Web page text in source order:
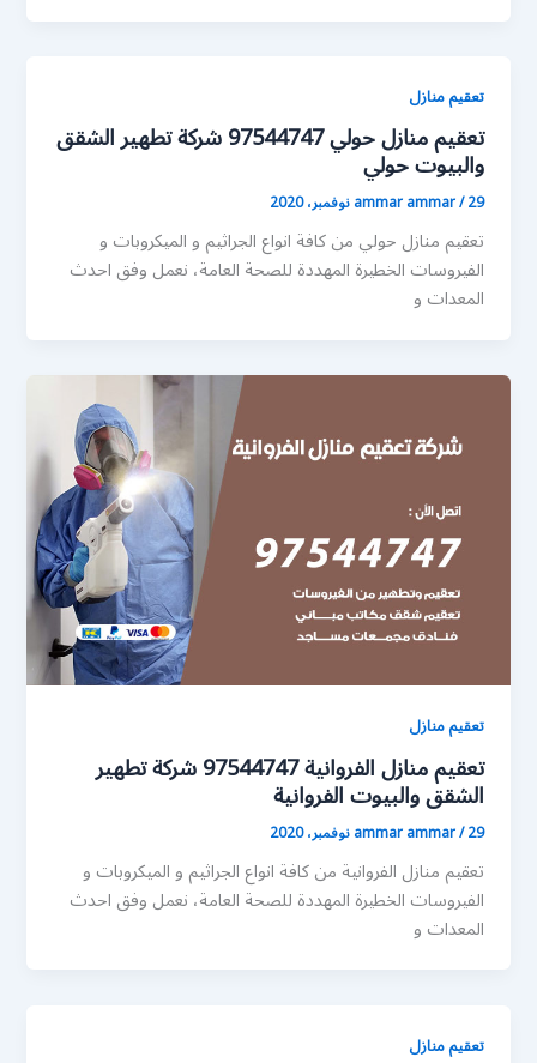
تعقيم منازل
تعقيم منازل حولي 97544747 شركة تطهير الشقق
والبيوت حولي
ammar ammar/29 نوفمبر، 2020
تعقيم منازل حولي من كافة انواع الجراثيم و الميكروبات و
الفيروسات الخطيرة المهددة للصحة العامة، نعمل وفق احدث
المعدات و
تعقيم منازل
تعقيم منازل الفروانية 97544747 شركة تطهير
الشقق والبيوت الفروانية
ammar ammar/29 نوفمبر، 2020
تعقيم منازل الفروانية من كافة انواع الجراثيم و الميكروبات و
الفيروسات الخطيرة المهددة للصحة العامة، نعمل وفق احدث
المعدات و
تعقيم منازل